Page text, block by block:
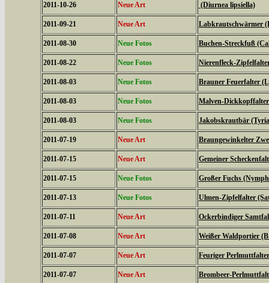
2011-10-26 Neue Art (Diurnea lipsiella)
2011-09-21 Neue Art Labkrautschwärmer
2011-08-30 Neue Fotos Buchen-Streckfuß
2011-08-22 Neue Fotos Nierenfleck-
2011-08-03 Neue Fotos Brauner Feuerfalter
2011-08-03 Neue Fotos Malven-
2011-08-03 Neue Fotos Jakobskrautbär (Tyria
2011-07-19 Neue Art Braungewinkelter
2011-07-15 Neue Art Gemeiner
2011-07-15 Neue Fotos Großer Fuchs
2011-07-13 Neue Fotos Ulmen-Zipfelfalter
2011-07-11 Neue Art Ockerbindiger
2011-07-08 Neue Art Weißer Waldportier
2011-07-07 Neue Art Feuriger
2011-07-07 Neue Art Brombeer-